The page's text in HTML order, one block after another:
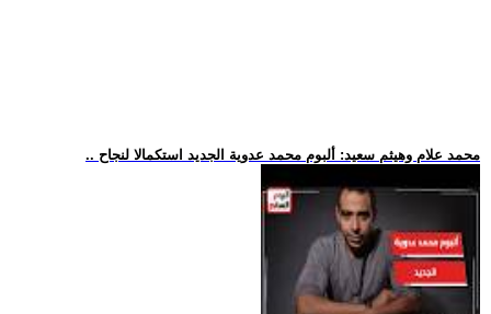
.. محمد علام وهيثم سعيد: ألبوم محمد عدوية الجديد استكمالا لنجاح